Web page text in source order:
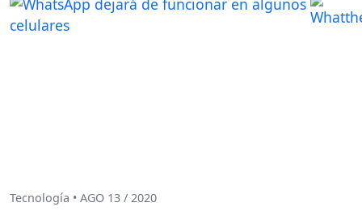
Tecnología • AGO 13 / 2020